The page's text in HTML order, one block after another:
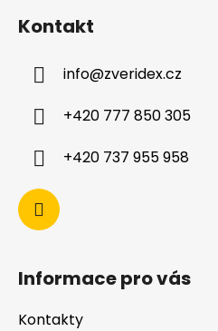
Kontakt
info@zveridex.cz
+420 777 850 305
+420 737 955 958
Informace pro vás
Kontakty